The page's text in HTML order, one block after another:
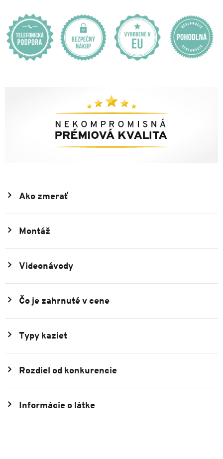
Ako zmerať
Montáž
Videonávody
Čo je zahrnuté v cene
Typy kaziet
Rozdiel od konkurencie
Informácie o látke